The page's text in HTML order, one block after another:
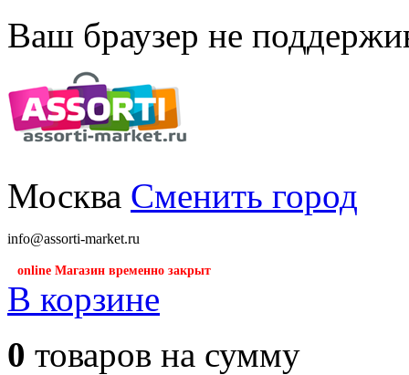
Ваш браузер не
Москва Сменить город
info@assorti-market.ru
online Магазин временно закрыт
В корзине
0 товаров на сумму